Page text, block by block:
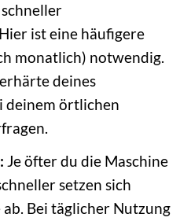
ist eine häufigere
monatlich) notwendig.
deines
deinem örtlichen
Je öfter du die Maschine
setzen sich
Bei täglicher Nutzung